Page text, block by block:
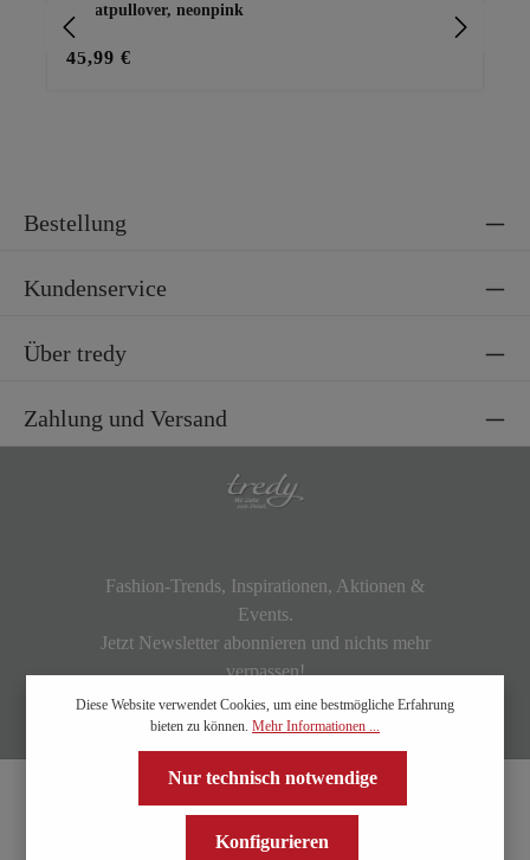
Sweatpullover, neonpink
45,99 €
Bestellung
Kundenservice
Über tredy
Zahlung und Versand
Fashion-Trends, Inspirationen, Aktionen &
Events.
Jetzt Newsletter abonnieren und nichts mehr
verpassen!
Diese Website verwendet Cookies, um eine bestmögliche Erfahrung
bieten zu können. Mehr Informationen ...
Nur technisch notwendige
Konfigurieren